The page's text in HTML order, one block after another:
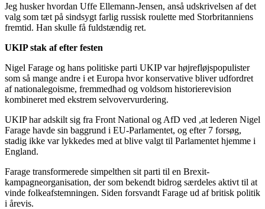
Jeg husker hvordan Uffe Ellemann-Jensen, anså udskrivelsen af det
valg som tæt på sindsygt farlig russisk roulette med Storbritanniens
fremtid. Han skulle få fuldstændig ret.
UKIP stak af efter festen
Nigel Farage og hans politiske parti UKIP var højrefløjspopulister
som så mange andre i et Europa hvor konservative bliver udfordret
af nationalegoisme, fremmedhad og voldsom historierevision
kombineret med ekstrem selvovervurdering.
UKIP har adskilt sig fra Front National og AfD ved ,at lederen Nigel
Farage havde sin baggrund i EU-Parlamentet, og efter 7 forsøg,
stadig ikke var lykkedes med at blive valgt til Parlamentet hjemme i
England.
Farage transformerede simpelthen sit parti til en Brexit-
kampagneorganisation, der som bekendt bidrog særdeles aktivt til at
vinde folkeafstemningen. Siden forsvandt Farage ud af britisk politik
i årevis.